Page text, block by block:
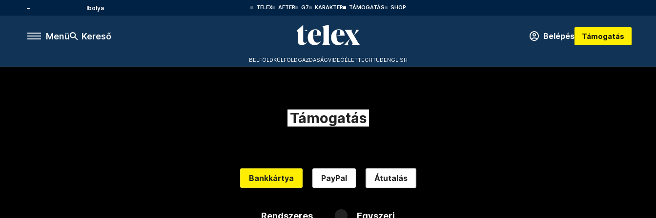
Ibolya TELEX AFTER G7 KARAKTER TÁMOGATÁS SHOP
Menü Kereső Belépés Támogatás
BELFÖLDKÜLFÖLDGAZDASÁGVIDEÓÉLETTECHTUDENGLISH
Támogatás
Bankkártya PayPal Átutalás
Rendszeres Egyszeri